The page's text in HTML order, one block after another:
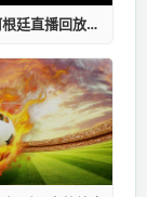
西班牙对阵阿根廷直播回放在哪看书